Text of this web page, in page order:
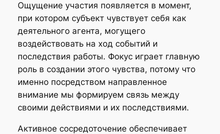
Ощущение участия появляется в момент,
при котором субъект чувствует себя как
деятельного агента, могущего
воздействовать на ход событий и
последствия работы. Фокус играет главную
роль в создании этого чувства, потому что
именно посредством направленное
внимание мы формируем связь между
своими действиями и их последствиями.
Активное сосредоточение обеспечивает